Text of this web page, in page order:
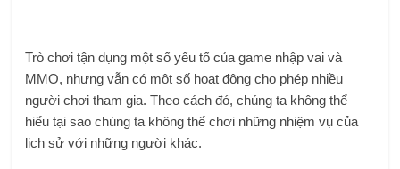
Trò chơi tận dụng một số yếu tố của game nhập vai và
MMO, nhưng vẫn có một số hoạt động cho phép nhiều
người chơi tham gia. Theo cách đó, chúng ta không thể
hiểu tại sao chúng ta không thể chơi những nhiệm vụ của
lịch sử với những người khác.